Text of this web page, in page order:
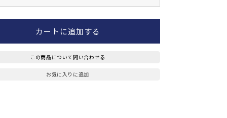
カートに追加する
この商品について問い合わせる
お気に入りに追加